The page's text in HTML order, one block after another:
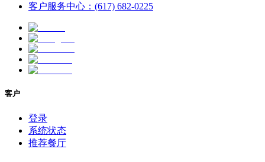
客户服务中心：(617) 682-0225
客户
登录
系统状态
推荐餐厅